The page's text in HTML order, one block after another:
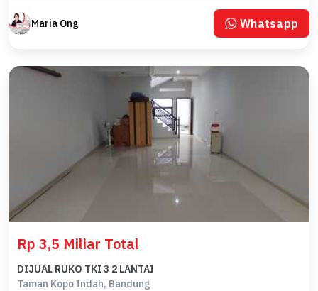
Maria Ong Whatsapp
Rp 3,5 Miliar Total
DIJUAL RUKO TKI 3 2 LANTAI
Taman Kopo Indah, Bandung